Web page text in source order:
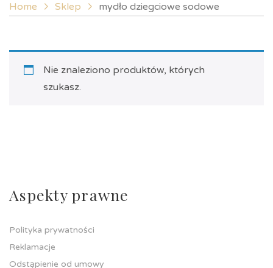
Home Sklep mydło dziegciowe sodowe
Nie znaleziono produktów, których
szukasz.
Aspekty prawne
Polityka prywatności
Reklamacje
Odstąpienie od umowy